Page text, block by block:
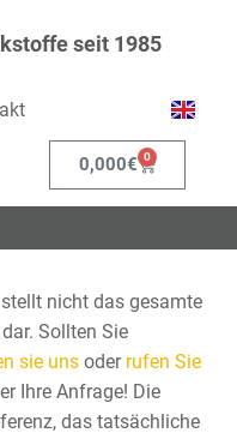
seit 1985
0,000€ 0
nicht das gesamte
Sollten Sie
sie uns oder rufen Sie
Ihre Anfrage! Die
das tatsächliche